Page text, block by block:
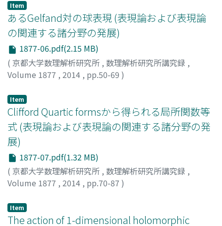
Item
あるGelfand対の球表現 (表現論および表現論
の関連する諸分野の発展)
1877-06.pdf(2.15 MB)
( 京都大学数理解析研究所 , 数理解析研究所講究録 ,
Volume 1877 , 2014 , pp.50-69 )
コItem
Clifford Quartic formsから得られる局所関数等
式 (表現論および表現論の関連する諸分野の発
展)
1877-07.pdf(1.32 MB)
( 京都大学数理解析研究所 , 数理解析研究所講究録 ,
Volume 1877 , 2014 , pp.70-87 )
Item
The action of 1-dimensional holomorphic